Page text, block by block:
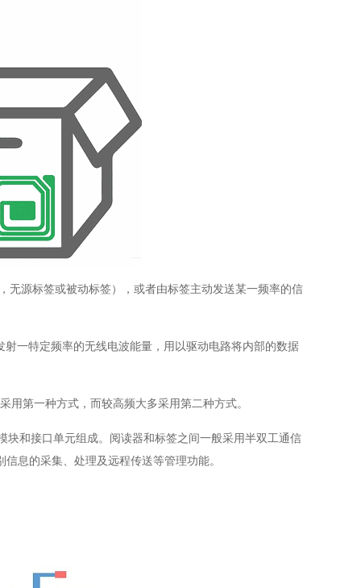
无源标签或被动标签），或者由标签主动发送某一频率的信
射一特定频率的无线电波能量，用以驱动电路将内部的数据
用第一种方式，而较高频大多采用第二种方式。
和接口单元组成。阅读器和标签之间一般采用半双工通信
信息的采集、处理及远程传送等管理功能。